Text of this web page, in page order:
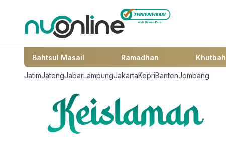
Bahtsul Masail Ramadhan Khutbah
JatimJatengJabarLampungJakartaKepriBantenJombang